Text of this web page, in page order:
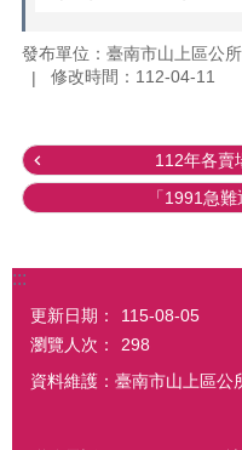
發布單位：臺南市山上區公所
修改時間：112-04-11
112年各賣
「1991急
:::
更新日期：
115-08-05
瀏覽人次：
298
資料維護：臺南市山上區公